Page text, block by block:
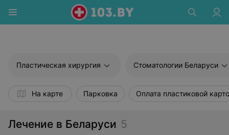
Пластическая хирургия Стоматологии Беларуси
На карте Парковка Оплата пластиковой
Лечение в Беларуси 5